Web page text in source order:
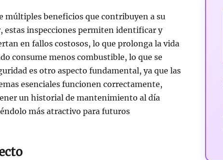
múltiples beneficios que contribuyen a su
inspecciones permiten identificar y
en fallos costosos, lo que prolonga la vida
consume menos combustible, lo que se
es otro aspecto fundamental, ya que las
esenciales funcionen correctamente,
un historial de mantenimiento al día
más atractivo para futuros